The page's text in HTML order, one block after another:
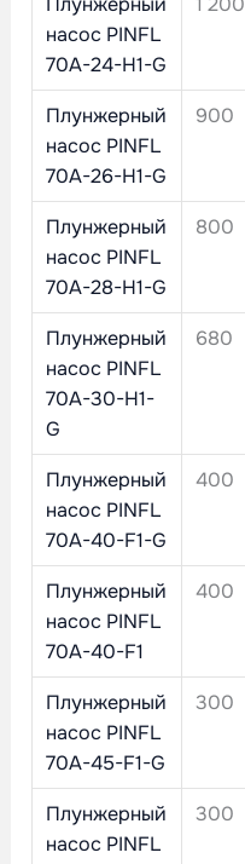
насос PINFL
70A-24-H1-G
Плунжерный
насос PINFL
70A-26-H1-G
900
Плунжерный
насос PINFL
70A-28-H1-G
800
Плунжерный
насос PINFL
70A-30-H1-
G
680
Плунжерный
насос PINFL
70A-40-F1-G
400
Плунжерный
насос PINFL
70A-40-F1
400
Плунжерный
насос PINFL
70A-45-F1-G
300
Плунжерный
насос PINFL
300